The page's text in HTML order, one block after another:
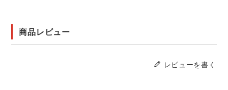
商品レビュー
レビューを書く